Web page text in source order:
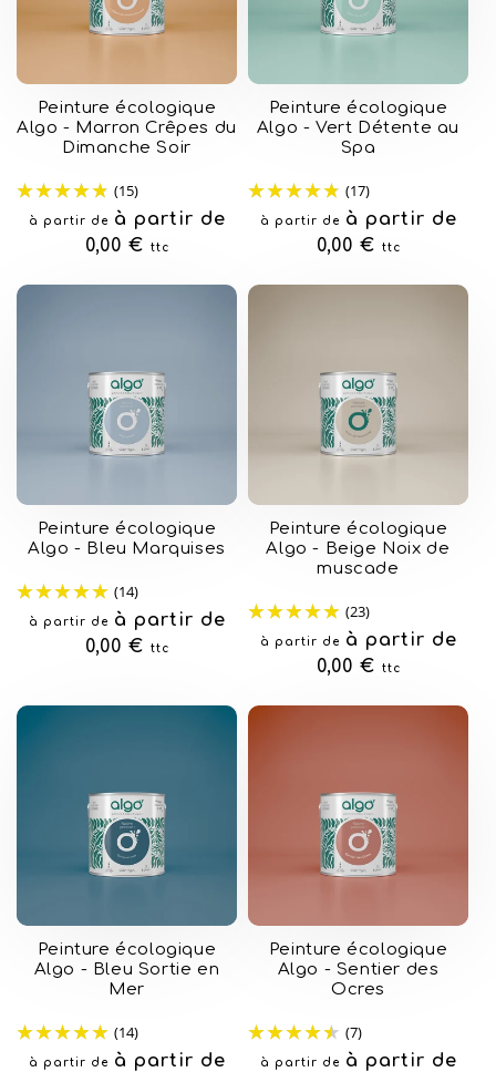
Peinture écologique
Algo - Marron Crêpes du
Dimanche Soir
(15)
Prix
habituel
à partir de
à partir de
0,00 €
ttc
Peinture écologique
Algo - Vert Détente au
Spa
(17)
Prix
habituel
à partir de
à partir de
0,00 €
ttc
Peinture écologique
Algo - Bleu Marquises
(14)
Prix
habituel
à partir de
à partir de
0,00 €
ttc
Peinture écologique
Algo - Beige Noix de
muscade
(23)
Prix
habituel
à partir de
à partir de
0,00 €
ttc
Peinture écologique
Algo - Bleu Sortie en
Mer
(14)
Prix
à partir de
à partir de
Peinture écologique
Algo - Sentier des
Ocres
(7)
Prix
à partir de
à partir de